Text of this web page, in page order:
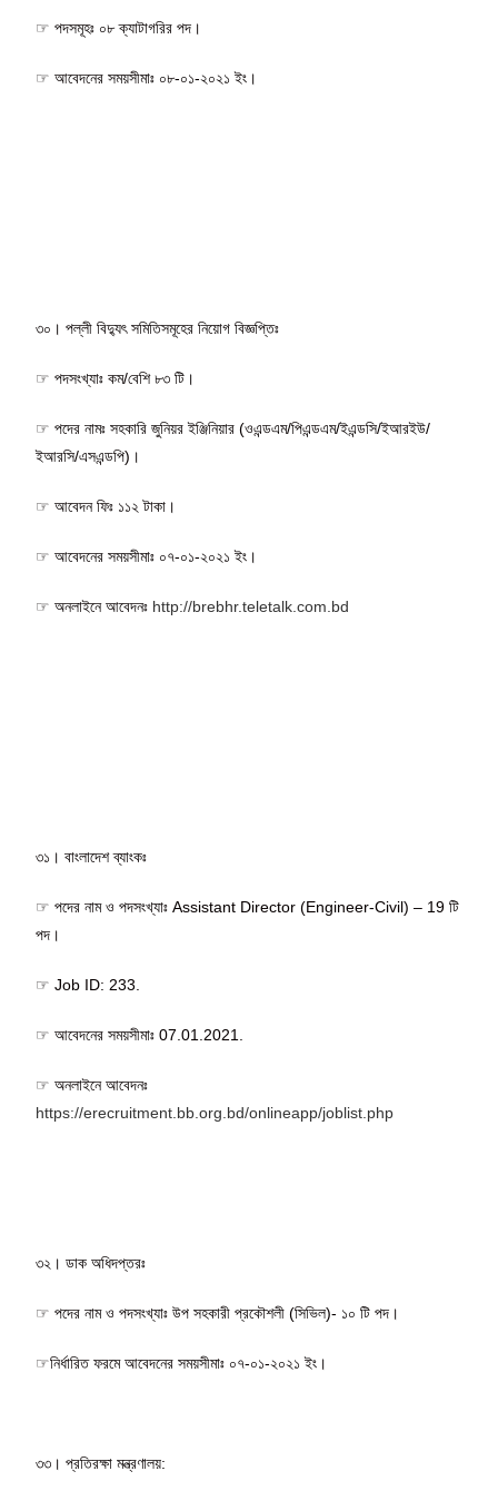
☞ পদসমূহঃ ০৮ ক্যাটাগরির পদ।
☞ আবেদনের সময়সীমাঃ ০৮-০১-২০২১ ইং।
৩০। পল্লী বিদ্যুৎ সমিতিসমূহের নিয়োগ বিজ্ঞপ্তিঃ
☞ পদসংখ্যাঃ কম/বেশি ৮৩ টি।
☞ পদের নামঃ সহকারি জুনিয়র ইঞ্জিনিয়ার (ওএন্ডএম/পিএন্ডএম/ইএন্ডসি/ইআরইউ/
ইআরসি/এসএন্ডপি)।
☞ আবেদন ফিঃ ১১২ টাকা।
☞ আবেদনের সময়সীমাঃ ০৭-০১-২০২১ ইং।
☞ অনলাইনে আবেদনঃ http://brebhr.teletalk.com.bd
৩১। বাংলাদেশ ব্যাংকঃ
☞ পদের নাম ও পদসংখ্যাঃ Assistant Director (Engineer-Civil) – 19 টি
পদ।
☞ Job ID: 233.
☞ আবেদনের সময়সীমাঃ 07.01.2021.
☞ অনলাইনে আবেদনঃ
https://erecruitment.bb.org.bd/onlineapp/joblist.php
৩২। ডাক অধিদপ্তরঃ
☞ পদের নাম ও পদসংখ্যাঃ উপ সহকারী প্রকৌশলী (সিভিল)- ১০ টি পদ।
☞নির্ধারিত ফরমে আবেদনের সময়সীমাঃ ০৭-০১-২০২১ ইং।
৩৩। প্রতিরক্ষা মন্ত্রণালয়: